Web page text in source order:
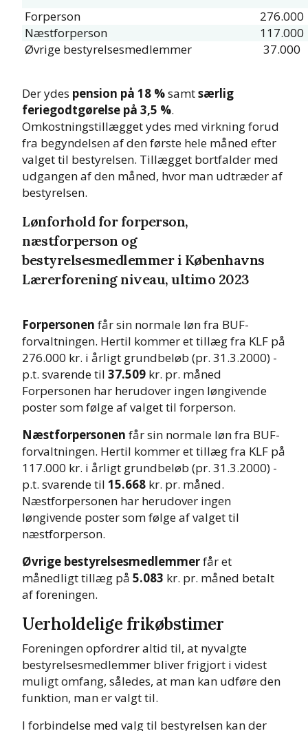
Forperson
276.000
Næstforperson
117.000
Øvrige bestyrelsesmedlemmer
37.000
Der ydes pension på 18 %samtsærlig
feriegodtgørelse på 3,5 %.
Omkostningstillægget ydes med virkning forud
fra begyndelsen af den første hele måned efter
valget til bestyrelsen. Tillægget bortfalder med
udgangen af den måned, hvor man udtræder af
bestyrelsen.
Lønforhold for forperson,
næstforperson og
bestyrelsesmedlemmer i Københavns
Lærerforening niveau, ultimo 2023
Forpersonen får sin normale løn fra BUF-
forvaltningen. Hertil kommer et tillæg fra KLF på
276.000 kr. i årligt grundbeløb (pr. 31.3.2000) -
p.t. svarende til 37.509 kr. pr. måned
Forpersonen har herudover ingen løngivende
poster som følge af valget til forperson.
Næstforpersonen får sin normale løn fra BUF-
forvaltningen. Hertil kommer et tillæg fra KLF på
117.000 kr. i årligt grundbeløb (pr. 31.3.2000) -
p.t. svarende til 15.668 kr. pr. måned.
Næstforpersonen har herudover ingen
løngivende poster som følge af valget til
næstforperson.
Øvrige bestyrelsesmedlemmerfår et
månedligt tillæg på 5.083 kr. pr. måned betalt
af foreningen.
Uerholdelige frikøbstimer
Foreningen opfordrer altid til, at nyvalgte
bestyrelsesmedlemmer bliver frigjort i videst
muligt omfang, således, at man kan udføre den
funktion, man er valgt til.
I forbindelse med valg til bestyrelsen kan der